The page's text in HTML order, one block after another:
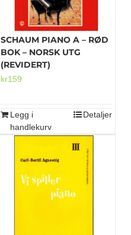
SCHAUM PIANO A – RØD
BOK – NORSK UTG
(REVIDERT)
kr159
Legg i
handlekurv
Detaljer